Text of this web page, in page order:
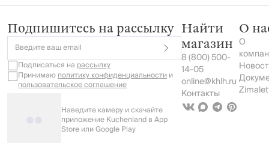
Подпишитесь на рассылку
Введите ваш email
Подписаться на рассылку
Принимаюполитику конфиденциальностии
пользовательское соглашение
Наведите камеру и скачайте
приложение Kuchenland в App
Store или Google Play
Найти
магазин
8 (800) 500-
14-05
online@khlh.ru
Контакты
О
О